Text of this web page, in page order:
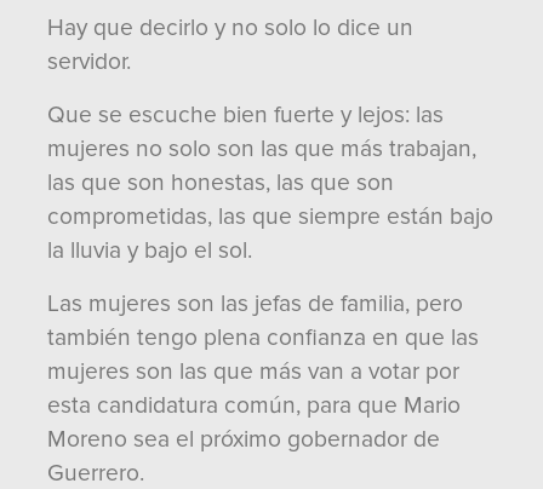
Hay que decirlo y no solo lo dice un
servidor.
Que se escuche bien fuerte y lejos: las
mujeres no solo son las que más trabajan,
las que son honestas, las que son
comprometidas, las que siempre están bajo
la lluvia y bajo el sol.
Las mujeres son las jefas de familia, pero
también tengo plena confianza en que las
mujeres son las que más van a votar por
esta candidatura común, para que Mario
Moreno sea el próximo gobernador de
Guerrero.